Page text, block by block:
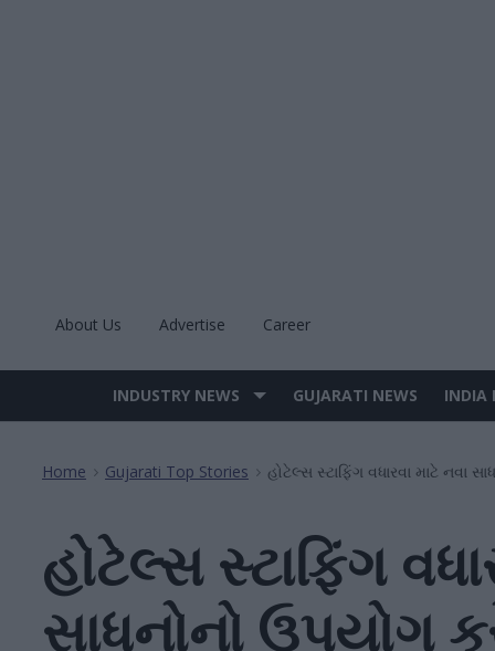
About Us Advertise Career
Site
INDUSTRY NEWS GUJARATI NEWS INDIA
Home > Gujarati Top Stories > હોટેલ્સ સ્ટાફિંગ વધારવા માટે નવા
હોટેલ્સ સ્ટાફિંગ
સાધનોનો ઉપયોગ કરે